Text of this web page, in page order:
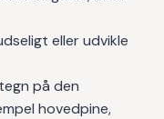
eller udvikle
på den
hovedpine,